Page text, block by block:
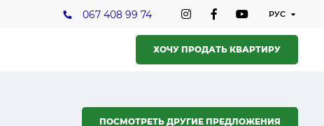
067 408 99 74
ХОЧУ ПРОДАТЬ КВАРТИРУ
ПОСМОТРЕТЬ ДРУГИЕ ПРЕДЛОЖЕНИЯ